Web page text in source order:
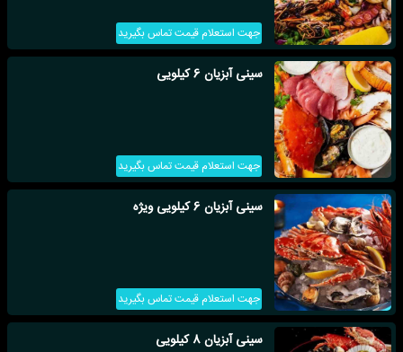
جهت استعلام قیمت تماس بگیرید
سینی آبزیان 6 کیلویی
جهت استعلام قیمت تماس بگیرید
سینی آبزیان 6 کیلویی ویژه
جهت استعلام قیمت تماس بگیرید
سینی آبزیان 8 کیلویی